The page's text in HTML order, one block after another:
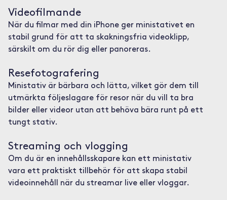
Videofilmande
När du filmar med din iPhone ger ministativet en
stabil grund för att ta skakningsfria videoklipp,
särskilt om du rör dig eller panoreras.
Resefotografering
Ministativ är bärbara och lätta, vilket gör dem till
utmärkta följeslagare för resor när du vill ta bra
bilder eller videor utan att behöva bära runt på ett
tungt stativ.
Streaming och vlogging
Om du är en innehållsskapare kan ett ministativ
vara ett praktiskt tillbehör för att skapa stabil
videoinnehåll när du streamar live eller vloggar.